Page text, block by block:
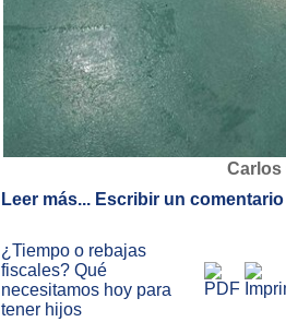
Carlos
Leer más... Escribir un comentario
¿Tiempo o rebajas
fiscales? Qué
necesitamos hoy para
tener hijos